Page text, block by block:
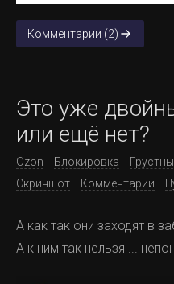
Комментарии (2)
Это уже
или ещё нет?
Ozon Блокировка
Скриншот
Комментарии
А как так они заходят в
А к ним так нельзя ...